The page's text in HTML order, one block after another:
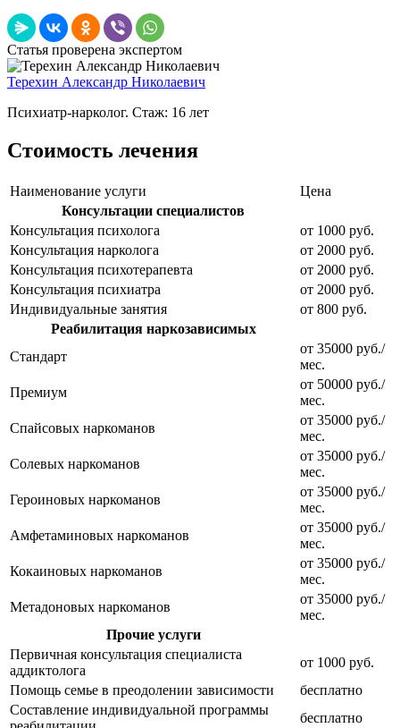
Статья проверена экспертом
Терехин Александр Николаевич
Психиатр-нарколог. Стаж: 16 лет
Стоимость лечения
Наименование услуги
Цена
Консультации специалистов
Консультация психолога
от 1000 руб.
Консультация нарколога
от 2000 руб.
Консультация психотерапевта
от 2000 руб.
Консультация психиатра
от 2000 руб.
Индивидуальные занятия
от 800 руб.
Реабилитация наркозависимых
Стандарт
от 35000 руб./
мес.
Премиум
от 50000 руб./
мес.
Спайсовых наркоманов
от 35000 руб./
мес.
Солевых наркоманов
от 35000 руб./
мес.
Героиновых наркоманов
от 35000 руб./
мес.
Амфетаминовых наркоманов
от 35000 руб./
мес.
Кокаиновых наркоманов
от 35000 руб./
мес.
Метадоновых наркоманов
от 35000 руб./
мес.
Прочие услуги
Первичная консультация специалиста
аддиктолога
от 1000 руб.
Помощь семье в преодолении зависимости
бесплатно
Составление индивидуальной программы
бесплатно